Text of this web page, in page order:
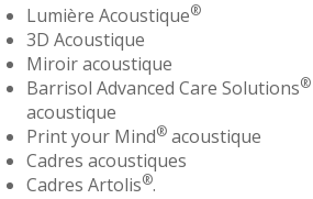
Lumière Acoustique®
3D Acoustique
Miroir acoustique
Barrisol Advanced Care Solutions®
acoustique
Print your Mind® acoustique
Cadres acoustiques
Cadres Artolis®.